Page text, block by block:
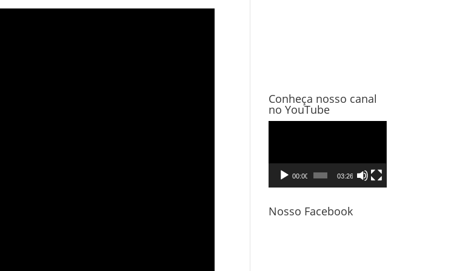
Conheça nosso canal
no YouTube
vídeo
00:00 03:26
Nosso Facebook